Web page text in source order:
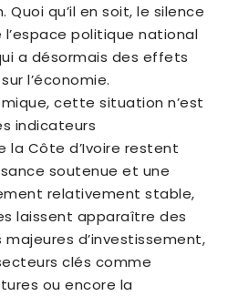
qu’il en soit, le silence
l’espace politique national
a désormais des effets
l’économie.
cette situation n’est
indicateurs
la Côte d’Ivoire restent
soutenue et une
relativement stable,
laissent apparaître des
majeures d’investissement,
clés comme
ou encore la